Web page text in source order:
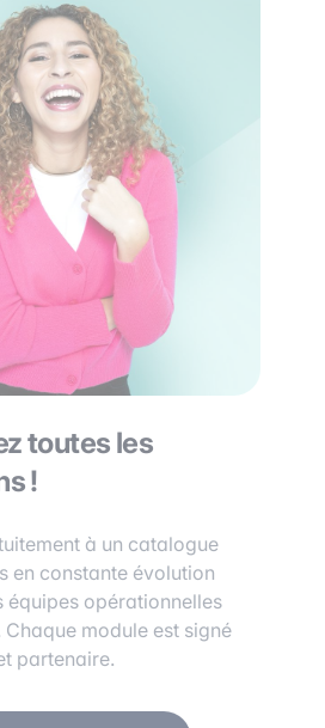
toutes les
!
à un catalogue
en constante évolution
équipes opérationnelles
module est signé
partenaire.